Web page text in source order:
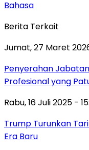
Bahasa
Berita Terkait
Jumat, 27 Maret
Penyerahan
Profesional yang
Rabu, 16 Juli 2025 -
Trump Turunkan
Era Baru